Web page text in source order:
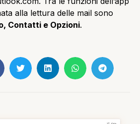
alla lettura delle mail sono
Contatti e Opzioni.